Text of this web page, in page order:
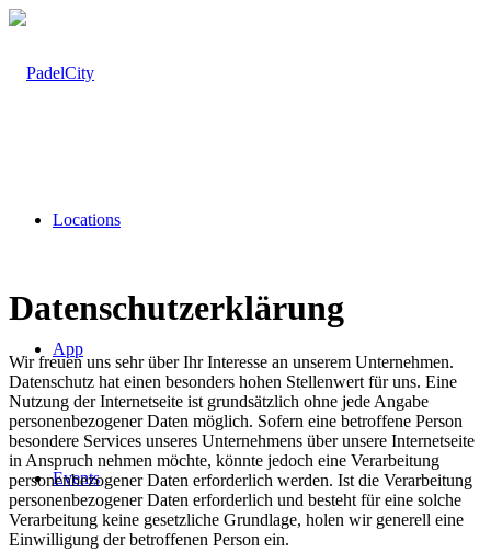
Locations
App
Events
Datenschutz­erklärung
Wir freuen uns sehr über Ihr Interesse an unserem Unternehmen.
Datenschutz hat einen besonders hohen Stellenwert für uns. Eine
Nutzung der Internetseite ist grundsätzlich ohne jede Angabe
personenbezogener Daten möglich. Sofern eine betroffene Person
besondere Services unseres Unternehmens über unsere Internetseite
in Anspruch nehmen möchte, könnte jedoch eine Verarbeitung
personenbezogener Daten erforderlich werden. Ist die Verarbeitung
personenbezogener Daten erforderlich und besteht für eine solche
Verarbeitung keine gesetzliche Grundlage, holen wir generell eine
Einwilligung der betroffenen Person ein.